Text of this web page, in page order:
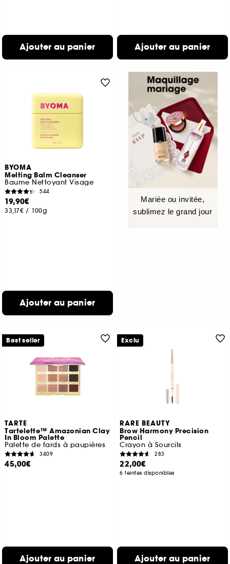
Ajouter au panier Ajouter au panier
BYOMA
Melting Balm Cleanser
Baume Nettoyant Visage
544
19,90€
33,17€ / 100g
Ajouter au panier
Mariée ou invitée,
sublimez le grand jour
TARTE
Tartelette™ Amazonian Clay
In Bloom Palette
Palette de fards à paupières
3409
45,00€
Ajouter au panier
Best seller
RARE BEAUTY
Brow Harmony Precision
Pencil
Crayon à Sourcils
283
22,00€
6 teintes disponibles
Ajouter au panier
Exclu